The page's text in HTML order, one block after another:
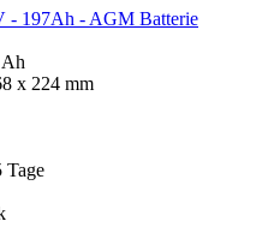
- 197Ah - AGM Batterie
x 224 mm
Tage